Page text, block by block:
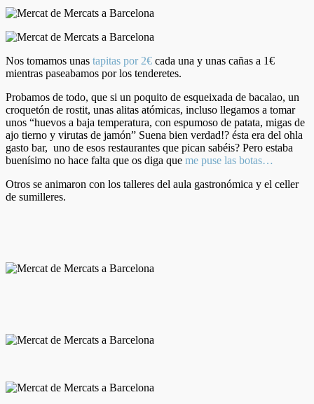
Nos tomamos unas tapitas por 2€ cada una y unas cañas a 1€
mientras paseabamos por los tenderetes.
Probamos de todo, que si un poquito de esqueixada de bacalao, un
croquetón de rostit, unas alitas atómicas, incluso llegamos a tomar
unos “huevos a baja temperatura, con espumoso de patata, migas de
ajo tierno y virutas de jamón” Suena bien verdad!? ésta era del ohla
gasto bar, uno de esos restaurantes que pican sabéis? Pero estaba
buenísimo no hace falta que os diga que me puse las botas…
Otros se animaron con los talleres del aula gastronómica y el celler
de sumilleres.